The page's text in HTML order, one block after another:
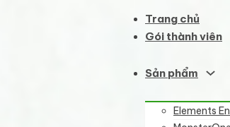
Trang chủ
Gói thành viên
Sản phẩm
Elements